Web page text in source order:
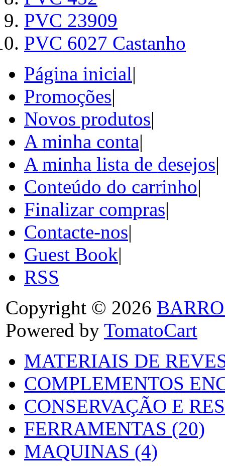
PVC 23909
PVC 6027 Castanho
Página inicial|
Promoções|
Novos produtos|
A minha conta|
A minha lista de desejos|
Conteúdo do carrinho|
Finalizar compras|
Contacte-nos|
Guest Book|
RSS
Copyright © 2026
Powered by TomatoCart
MATERIAIS DE
COMPLEMENTOS
CONSERVAÇÃO E
FERRAMENTAS (20)
MAQUINAS (4)